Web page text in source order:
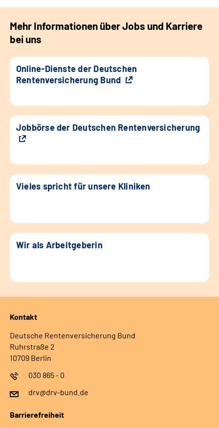
Mehr Informationen über Jobs und Karriere
bei uns
Online-Dienste der Deutschen
Rentenversicherung Bund
Jobbörse der Deutschen Rentenversicherung
Vieles spricht für unsere Kliniken
Wir als Arbeitgeberin
Kontakt
Deutsche Rentenversicherung Bund
Ruhrstraße 2
10709 Berlin
030 865 - 0
drv@drv-bund.de
Barrierefreiheit